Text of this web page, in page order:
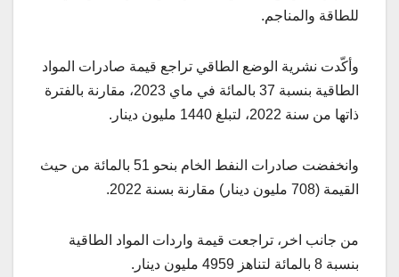
للطاقة والمناجم.
وأكّدت نشرية الوضع الطاقي تراجع قيمة صادرات المواد
الطاقية بنسبة 37 بالمائة في ماي 2023، مقارنة بالفترة
ذاتها من سنة 2022، لتبلغ 1440 مليون دينار.
وانخفضت صادرات النفط الخام بنحو 51 بالمائة من حيث
القيمة (708 مليون دينار) مقارنة بسنة 2022.
من جانب اخر، تراجعت قيمة واردات المواد الطاقية
بنسبة 8 بالمائة لتناهز 4959 مليون دينار.